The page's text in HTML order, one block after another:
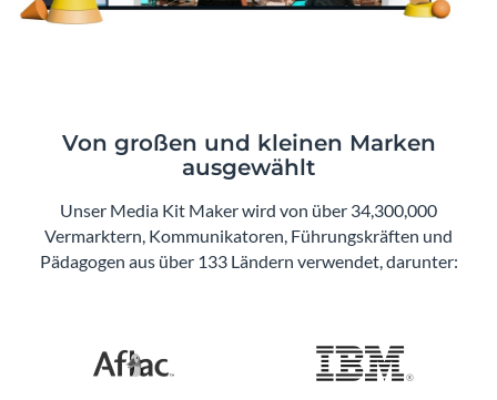
Von großen und kleinen Marken
ausgewählt
Unser Media Kit Maker wird von über 34,300,000
Vermarktern, Kommunikatoren, Führungskräften und
Pädagogen aus über 133 Ländern verwendet, darunter: